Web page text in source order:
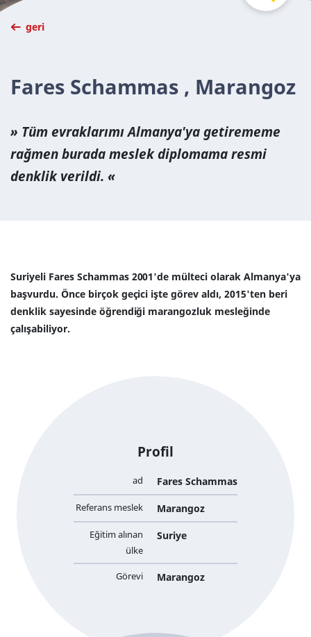
geri
Fares Schammas , Marangoz
Tüm evraklarımı Almanya'ya getirememe
rağmen burada meslek diplomama resmi
denklik verildi.
Suriyeli Fares Schammas 2001'de mülteci olarak Almanya'ya
başvurdu. Önce birçok geçici işte görev aldı, 2015'ten beri
denklik sayesinde öğrendiği marangozluk mesleğinde
çalışabiliyor.
Profil
ad Fares Schammas
Referans meslek Marangoz
Eğitim alınan
ülke
Suriye
Görevi Marangoz